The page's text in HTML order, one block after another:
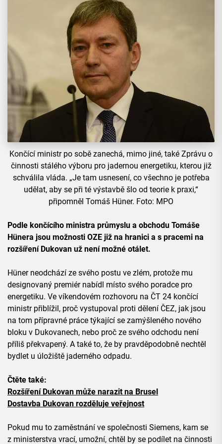
Končící ministr po sobě zanechá, mimo jiné, také Zprávu o
činnosti stálého výboru pro jadernou energetiku, kterou již
schválila vláda. „Je tam usnesení, co všechno je potřeba
udělat, aby se při té výstavbě šlo od teorie k praxi,“
připomněl Tomáš Hüner. Foto: MPO
Podle končícího ministra průmyslu a obchodu Tomáše
Hünera jsou možnosti OZE již na hranici a s pracemi na
rozšíření Dukovan už není možné otálet.
Hüner neodchází ze svého postu ve zlém, protože mu
designovaný premiér nabídl místo svého poradce pro
energetiku. Ve víkendovém rozhovoru na ČT 24 končící
ministr přiblížil, proč vystupoval proti dělení ČEZ, jak jsou
na tom přípravné práce týkající se zamýšleného nového
bloku v Dukovanech, nebo proč ze svého odchodu není
příliš překvapený. A také to, že by pravděpodobně nechtěl
bydlet u úložiště jaderného odpadu.
Čtěte také:
Rozšíření Dukovan může narazit na Brusel
Dostavba Dukovan rozděluje veřejnost
Pokud mu to zaměstnání ve společnosti Siemens, kam se
z ministerstva vrací, umožní, chtěl by se podílet na činnosti